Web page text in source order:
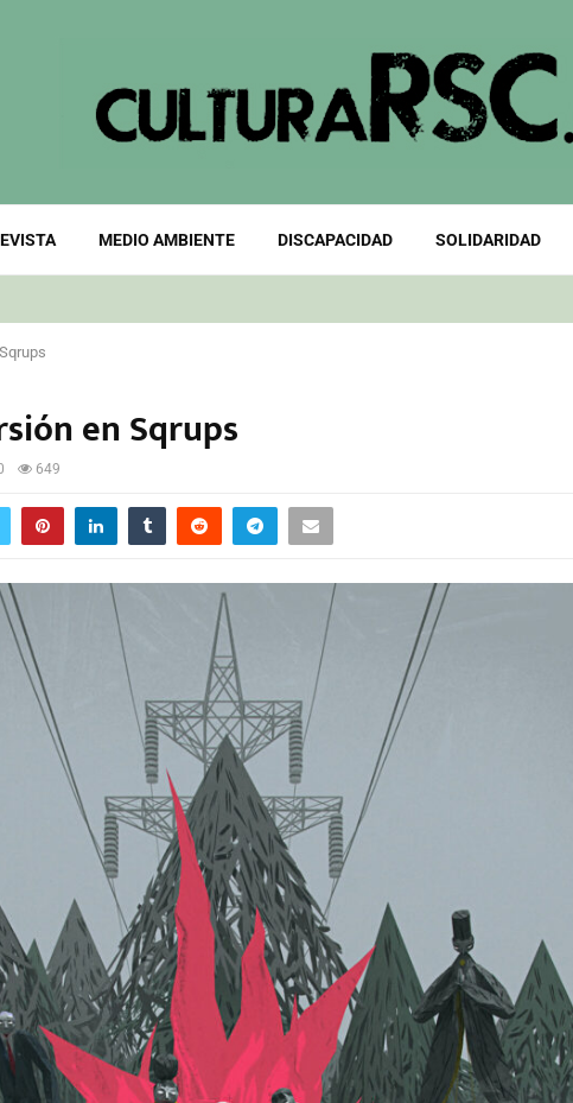
MEDIO AMBIENTE DISCAPACIDAD SOLIDARIDAD
en Sqrups
649